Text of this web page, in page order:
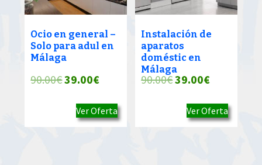
Ocio en general –
Solo para adul en
Málaga
90.00€El
original
era:
39.00€El
actual
es:
Ver Oferta
Instalación de
aparatos
doméstic en
Málaga
90.00€El
original
era:
39.00€El
actual
es:
Ver Oferta